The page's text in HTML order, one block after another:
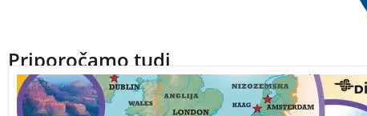
Priporočamo tudi
S sijajnimi fotografijami ljudi, naselij, pokrajin, živali in rastlin